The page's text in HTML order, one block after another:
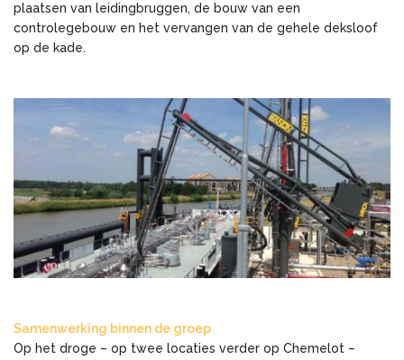
plaatsen van leidingbruggen, de bouw van een
controlegebouw en het vervangen van de gehele deksloof
op de kade.
Samenwerking binnen de groep
Op het droge – op twee locaties verder op Chemelot –